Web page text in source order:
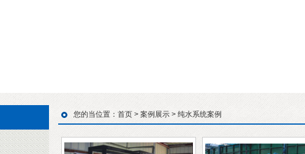
您的当位置： 首页 >案例展示 > 纯水系统案例